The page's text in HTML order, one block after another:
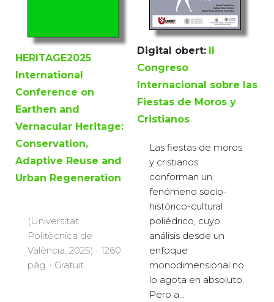
HERITAGE2025
International
Conference on
Earthen and
Vernacular Heritage:
Conservation,
Adaptive Reuse and
Urban Regeneration
(Universitat
Politècnica de
València, 2025) · 1260
pàg. · Gratuït
Digital obert: II
Congreso
Internacional sobre las
Fiestas de Moros y
Cristianos
Las fiestas de moros
y cristianos
conforman un
fenómeno socio-
histórico-cultural
poliédrico, cuyo
análisis desde un
enfoque
monodimensional no
lo agota en absoluto.
Pero a...